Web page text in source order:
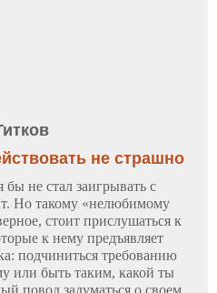
не страшно
не стал заигрывать с
Но такому «нелюбимому
стоит прислушаться к
к нему предъявляет
подчиниться требованию
или быть таким, какой ты
повод задуматься о своем